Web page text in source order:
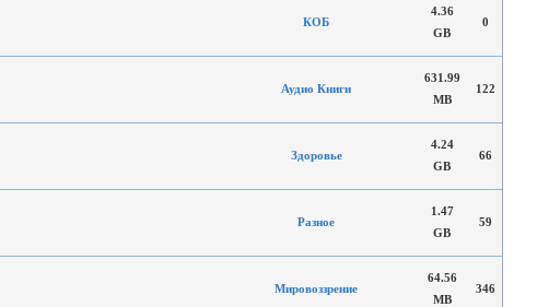
КОБ
4.36
GB
0
Аудио Книги
631.99
MB
122
Здоровье
4.24
GB
66
Разное
1.47
GB
59
Мировоззрение
64.56
MB
346